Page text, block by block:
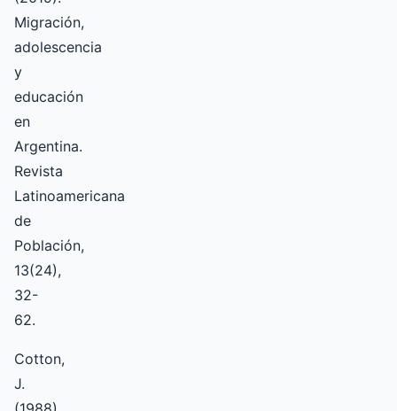
Migración,
adolescencia
y
educación
en
Argentina.
Revista
Latinoamericana
de
Población,
13(24),
32-
62.
Cotton,
J.